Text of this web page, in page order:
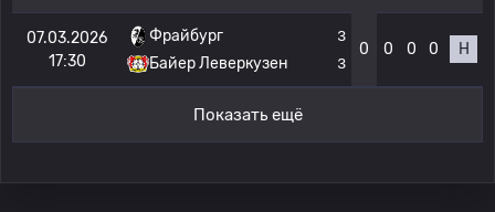
07.03.2026
17:30
Фрайбург
Байер Леверкузен
3
3
0 0 0 0 Н
Показать ещё